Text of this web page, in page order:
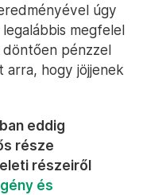
úgy
megfelel
döntően pénzzel
arra, hogy jöjjenek
eddig
része
részeiről
és